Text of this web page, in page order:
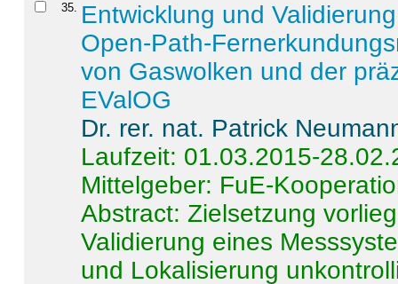
35. Entwicklung und
Open-Path-
von Gaswolken und der
EValOG
Dr. rer. nat. Patrick
Laufzeit: 01.03.2015-
Mittelgeber: FuE-
Abstract:Zielsetzung
Validierung eines
und Lokalisierung